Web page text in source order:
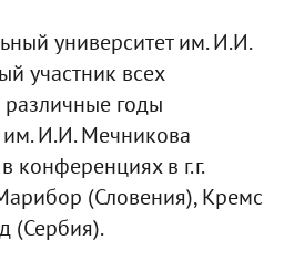
университет им. И.И.
участник всех
годы
И.И. Мечникова
конференциях в г.г.
(Словения), Кремс
(Сербия).